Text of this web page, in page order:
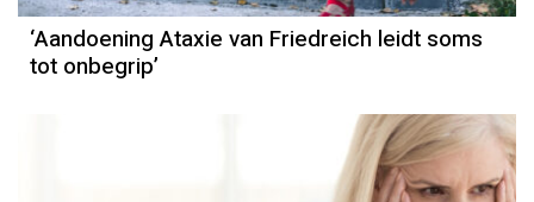
‘Aandoening Ataxie van Friedreich leidt soms
tot onbegrip’